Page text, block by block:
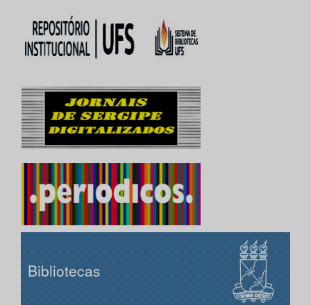
Bibliotecas